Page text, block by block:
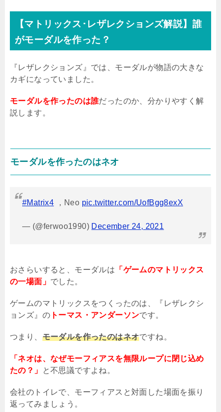
【マトリックス･レザレクションズ解説】誰
がモーダルを作った？
『レザレクションズ』では、モーダルが物語の大きな
カギになっていました。
モーダルを作ったのは誰だったのか、分かりやすく解
説します。
モーダルを作ったのはネオ
#Matrix4 ，Neo pic.twitter.com/UofBgg8exX
— (@ferwoo1990) December 24, 2021
おさらいすると、モーダルは 「ゲームのマトリックス
の一場面」 でした。
ゲームのマトリックスをつくったのは、『レザレクシ
ョンズ』の トーマス・アンダーソンです。
つまり、 モーダルを作ったのはネオですね。
「ネオは、なぜモーフィアスを無限ループに閉じ込め
たの？」
と不思議ですよね。
会社のトイレで、モーフィアスと対面した場面を振り
返ってみましょう。